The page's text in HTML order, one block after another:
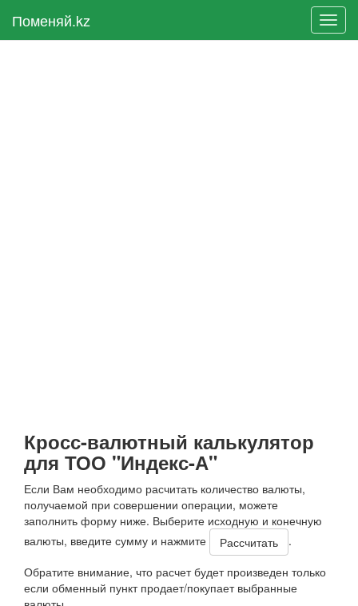
Поменяй.kz
Кросс-валютный калькулятор
для ТОО "Индекс-А"
Если Вам необходимо расчитать количество валюты,
получаемой при совершении операции, можете
заполнить форму ниже. Выберите исходную и конечную
валюты, введите сумму и нажмите
.
Обратите внимание, что расчет будет произведен только
если обменный пункт продает/покупает выбранные